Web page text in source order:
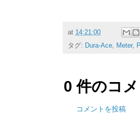
at 14:21:00
タグ: Dura-Ace, Meter,
0 件のコ
コメントを投稿